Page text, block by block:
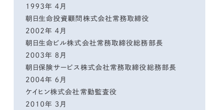
1993年 4月
朝日生命投資顧問株式会社常務取締役
2002年 4月
朝日生命ビル株式会社常務取締役総務部長
2003年 8月
朝日保険サービス株式会社常務取締役総務部長
2004年 6月
ケイヒン株式会社常勤監査役
2010年 3月